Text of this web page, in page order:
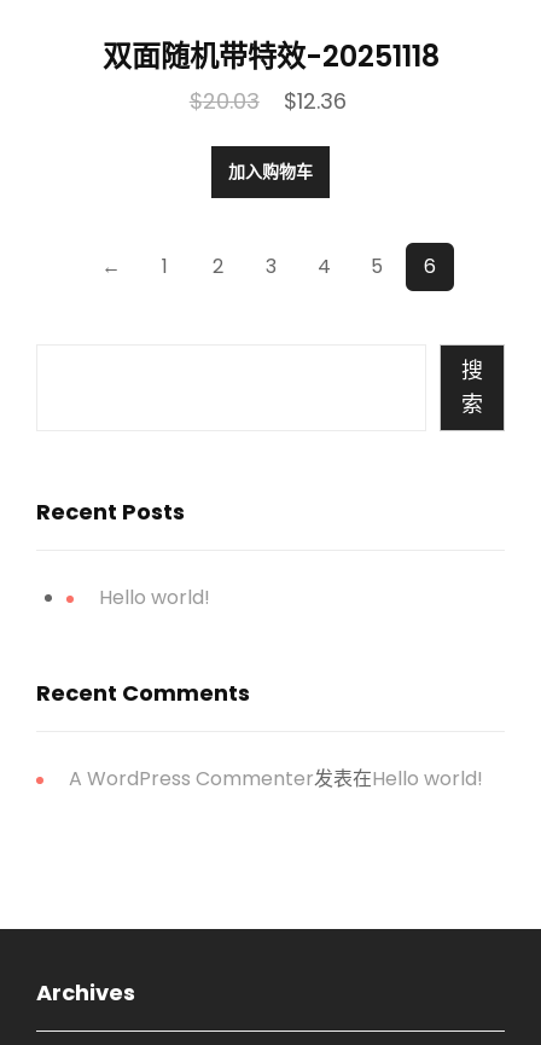
双面随机带特效-20251118
$20.03 $12.36
加入购物车
← 1 2 3 4 5 6
搜
索
Recent Posts
Hello world!
Recent Comments
A WordPress Commenter发表在Hello world!
Archives